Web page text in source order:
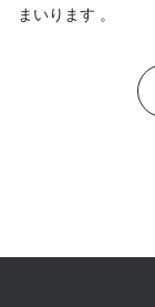
まいります 。